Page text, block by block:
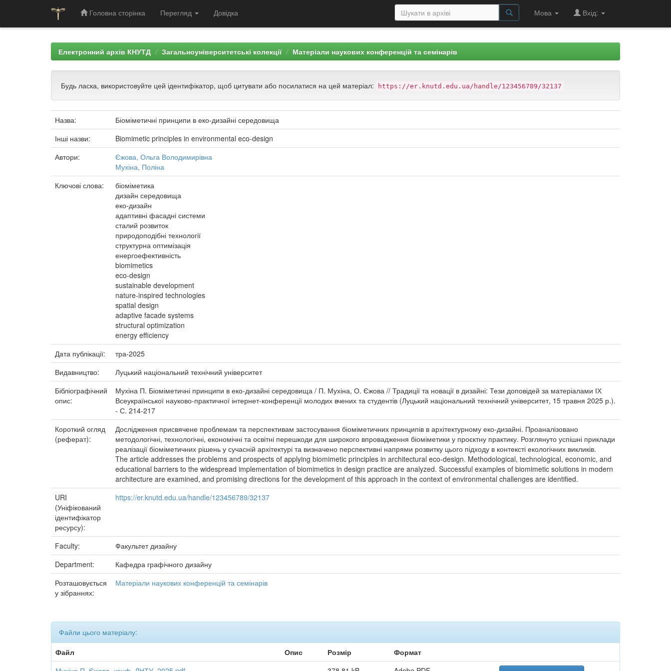
Головна сторінка Перегляд Довідка Мова Вхід:
Електронний архів КНУТД Загальноуніверситетські колекції Матеріали наукових конференцій та семінарів
Будь ласка, використовуйте цей ідентифікатор, щоб цитувати або посилатися на цей матеріал: https://er.knutd.edu.ua/handle/123456789/32137
Назва:
Біоміметичні принципи в еко-дизайні середовища
Інші назви:
Biomimetic principles in environmental eco-design
Автори:
Єжова, Ольга Володимирівна
Мухіна, Поліна
Ключові слова:
біоміметика
дизайн середовища
еко-дизайн
адаптивні фасадні системи
сталий розвиток
природоподібні технології
структурна оптимізація
енергоефективність
biomimetics
eco-design
sustainable development
nature-inspired technologies
spatial design
adaptive facade systems
structural optimization
energy efficiency
Дата публікації:
тра-2025
Видавництво:
Луцький національний технічний університет
Бібліографічний
опис:
Мухіна П. Біоміметичні принципи в еко-дизайні середовища / П. Мухіна, О. Єжова // Традиції та новації в дизайні: Тези доповідей за матеріалами ІХ
Всеукраїнської науково-практичної інтернет-конференції молодих вчених та студентів (Луцький національний технічний університет, 15 травня 2025 р.).
- С. 214-217
Короткий огляд
(реферат):
Дослідження присвячене проблемам та перспективам застосування біоміметичних принципів в архітектурному еко-дизайні. Проаналізовано
методологічні, технологічні, економічні та освітні перешкоди для широкого впровадження біоміметики у проєктну практику. Розглянуто успішні приклади
реалізації біоміметичних рішень у сучасній архітектурі та визначено перспективні напрями розвитку цього підходу в контексті екологічних викликів.
The article addresses the problems and prospects of applying biomimetic principles in architectural eco-design. Methodological, technological, economic, and
educational barriers to the widespread implementation of biomimetics in design practice are analyzed. Successful examples of biomimetic solutions in modern
architecture are examined, and promising directions for the development of this approach in the context of environmental challenges are identified.
URI
(Уніфікований
ідентифікатор
ресурсу):
https://er.knutd.edu.ua/handle/123456789/32137
Faculty:
Факультет дизайну
Department:
Кафедра графічного дизайну
Розташовується
у зібраннях:
Матеріали наукових конференцій та семінарів
Файли цього матеріалу:
Файл
Опис Розмір
Формат